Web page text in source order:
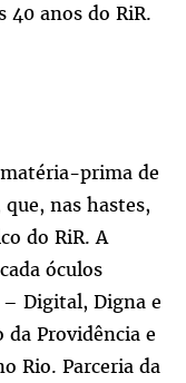
40 anos do RiR.
matéria-prima de
nas hastes,
do RiR. A
óculos
Digital, Digna e
Providência e
Rio. Parceria da